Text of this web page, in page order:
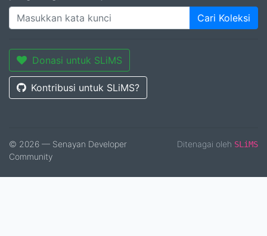
Cari Koleksi
Donasi untuk SLiMS
Kontribusi untuk SLiMS?
© 2026 — Senayan Developer
Community
Ditenagai oleh SLiMS